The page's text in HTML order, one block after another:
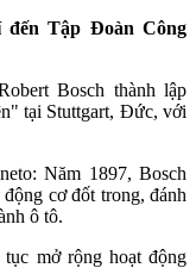
Tập Đoàn Công
Bosch thành lập
tại Stuttgart, Đức, với
Năm 1897, Bosch
cơ đốt trong, đánh
ô tô.
mở rộng hoạt động